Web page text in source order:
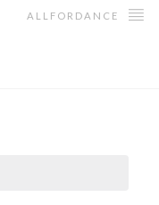
ALLFORDANCE